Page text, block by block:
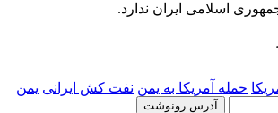
اسلامی ایران ندارد.
حمله آمریکا به یمن نفت کش ایرانی یمن
آدرس رونوشت